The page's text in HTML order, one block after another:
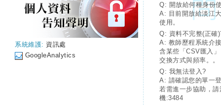
系統維護: 資訊處
GoogleAnalytics
Q: 開放給何種身份
A: 目前開放給淡江
使用。
Q: 資料不完整(正確
A: 教師歷程系統介
含某些「CSV匯入
交換方式與頻率。。
Q: 我無法登入?
A: 請確認您的單一
若需進一步協助，
機:3484